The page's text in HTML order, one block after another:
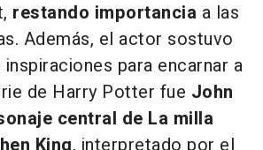
restando importancia a las
Además, el actor sostuvo
inspiraciones para encarnar a
de Harry Potter fue John
central de La milla